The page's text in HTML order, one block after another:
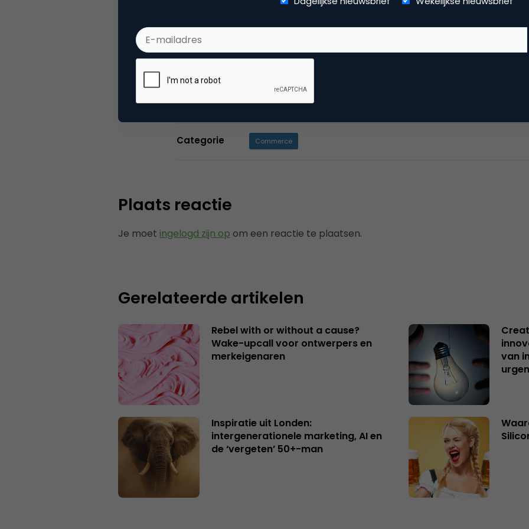
Teamleader CRM: one overview for all your customer data. Easy to use,
time and at any place. Our tool allows you to online manage your
and easily plan projects to help you speed up your administration. Have a
Categorie Commerce
Plaats reactie
Je moet ingelogd zijn op om een reactie te plaatsen.
Gerelateerde artikelen
Rebel with or without a cause?
Wake-upcall voor ontwerpers en
merkeigenaren
van
Inspiratie uit Londen:
intergenerationele marketing, AI en
de ‘vergeten’ 50+-man